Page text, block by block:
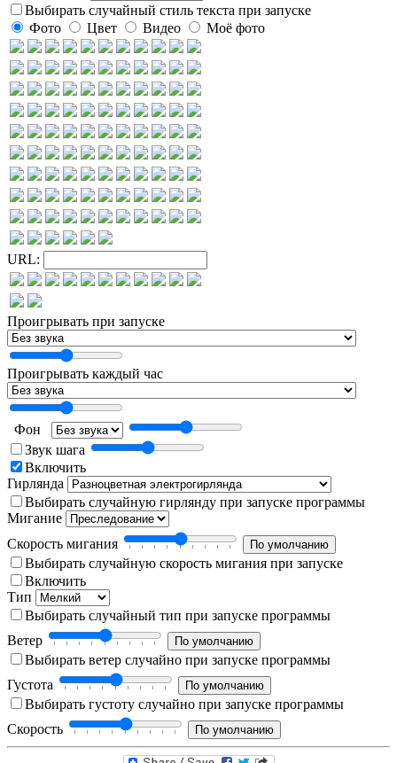
Выбирать случайный стиль текста при запуске
Фото
Цвет Видео Моё фото
URL:
Проигрывать при запуске
Проигрывать каждый час
Фон
Звук шага
Включить
Гирлянда
Выбирать случайную гирлянду при запуске программы
Мигание
Скорость мигания
Выбирать случайную скорость мигания при запуске
Включить
Тип
Выбирать случайный тип при запуске программы
Ветер
Выбирать ветер случайно при запуске программы
Густота
Выбирать густоту случайно при запуске программы
Скорость